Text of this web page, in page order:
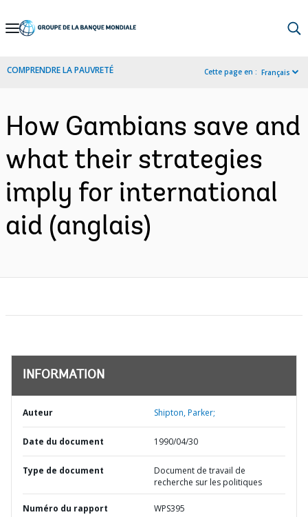
Skip
Navigation
COMPRENDRE LA PAUVRETÉ Cette page en : Français
How Gambians save and
what their strategies
imply for international
aid (anglais)
INFORMATION
Auteur Shipton, Parker;
Date du document 1990/04/30
Type de document
Document de travail de
recherche sur les politiques
Numéro du rapport WPS395